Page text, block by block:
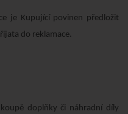
je Kupující povinen předložit
do reklamace.
doplňky či náhradní díly